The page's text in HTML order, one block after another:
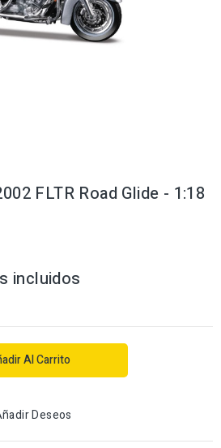
FLTR Road Glide - 1:18
incluidos
Al Carrito
Deseos